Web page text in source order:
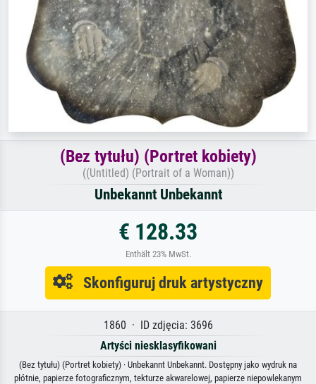
(Bez tytułu) (Portret kobiety)
((Untitled) (Portrait of a Woman))
Unbekannt Unbekannt
€ 128.33
Enthält 23% MwSt.
Skonfiguruj druk artystyczny
1860 · ID zdjęcia: 3696
Artyści niesklasyfikowani
(Bez tytułu) (Portret kobiety) · Unbekannt Unbekannt. Dostępny jako wydruk na
płótnie, papierze fotograficznym, tekturze akwarelowej, papierze niepowlekanym